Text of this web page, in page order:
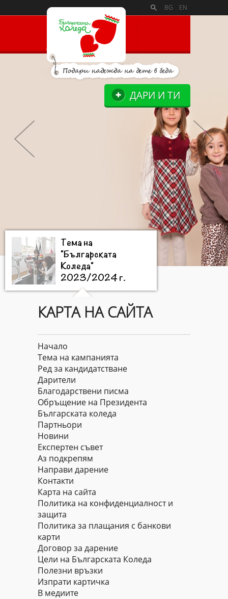
BG EN
ДАРИ И ТИ
Тема на
"Българската
Коледа"
2023/2024 г.
Цели на
Коледа"
2023/2024 г.
Дарители на
"Българската
Коледа"
2023/2024 г.
КАРТА НА САЙТА
Начало
Тема на кампанията
Ред за кандидатстване
Дарители
Благодарствени писма
Обръщение на Президента
Българската коледа
Партньори
Новини
Експертен съвет
Аз подкрепям
Направи дарение
Контакти
Карта на сайта
Политика на конфиденциалност и
защита
Политика за плащания с банкови
карти
Договор за дарение
Цели на Българската Коледа
Полезни връзки
Изпрати картичка
В медиите